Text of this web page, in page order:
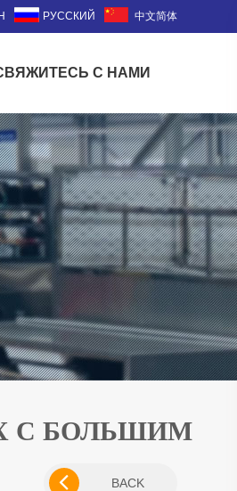
РУССКИЙ 中文简体
С НАМИ
С БОЛЬШИМ
BACK